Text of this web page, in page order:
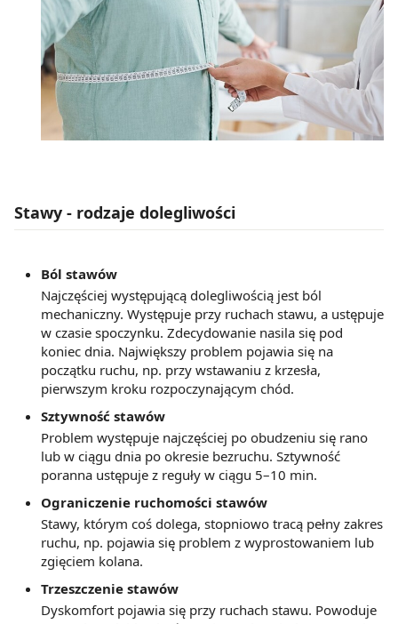
Stawy - rodzaje dolegliwości
Ból stawów
Najczęściej występującą dolegliwością jest ból
mechaniczny. Występuje przy ruchach stawu, a ustępuje
w czasie spoczynku. Zdecydowanie nasila się pod
koniec dnia. Największy problem pojawia się na
początku ruchu, np. przy wstawaniu z krzesła,
pierwszym kroku rozpoczynającym chód.
Sztywność stawów
Problem występuje najczęściej po obudzeniu się rano
lub w ciągu dnia po okresie bezruchu. Sztywność
poranna ustępuje z reguły w ciągu 5–10 min.
Ograniczenie ruchomości stawów
Stawy, którym coś dolega, stopniowo tracą pełny zakres
ruchu, np. pojawia się problem z wyprostowaniem lub
zgięciem kolana.
Trzeszczenie stawów
Dyskomfort pojawia się przy ruchach stawu. Powoduje